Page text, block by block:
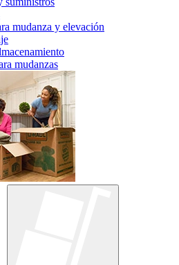
mudanza y elevación
mudanzas